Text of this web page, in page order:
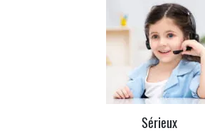
Sérieux